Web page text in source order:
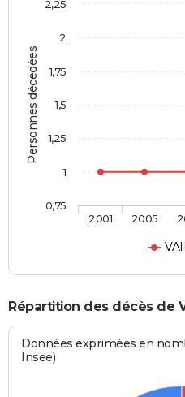
Personnes décédées
2001 2005
0,75
1
1,25
1,5
1,75
2
2,25
Répartition des décès de
Données exprimées en
Insee)